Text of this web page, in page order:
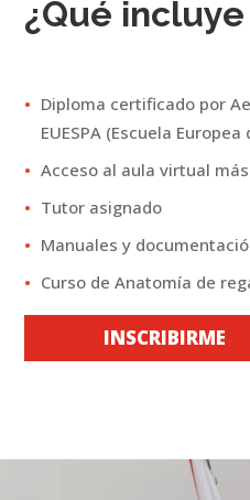
¿Qué
Diploma certificado por
EUESPA (Escuela
Acceso al aula virtual
Tutor asignado
Manuales y
Curso de Anatomía de
INSCRIBIRME